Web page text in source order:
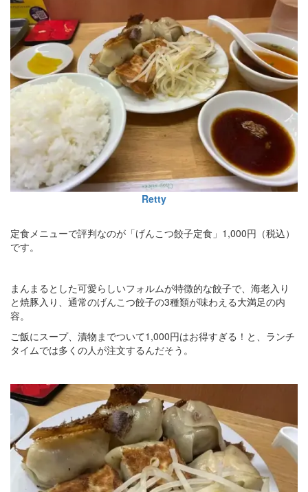
Retty
定食メニューで評判なのが「げんこつ餃子定食」1,000円（税込）
です。
まんまるとした可愛らしいフォルムが特徴的な餃子で、海老入り
と焼豚入り、通常のげんこつ餃子の3種類が味わえる大満足の内
容。
ご飯にスープ、漬物までついて1,000円はお得すぎる！と、ランチ
タイムでは多くの人が注文するんだそう。